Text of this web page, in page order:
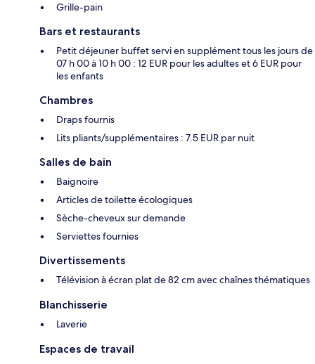
Grille-pain
Bars et restaurants
Petit déjeuner buffet servi en supplément tous les jours de
07 h 00 à 10 h 00 : 12 EUR pour les adultes et 6 EUR pour
les enfants
Chambres
Draps fournis
Lits pliants/supplémentaires : 7.5 EUR par nuit
Salles de bain
Baignoire
Articles de toilette écologiques
Sèche-cheveux sur demande
Serviettes fournies
Divertissements
Télévision à écran plat de 82 cm avec chaînes thématiques
Blanchisserie
Laverie
Espaces de travail